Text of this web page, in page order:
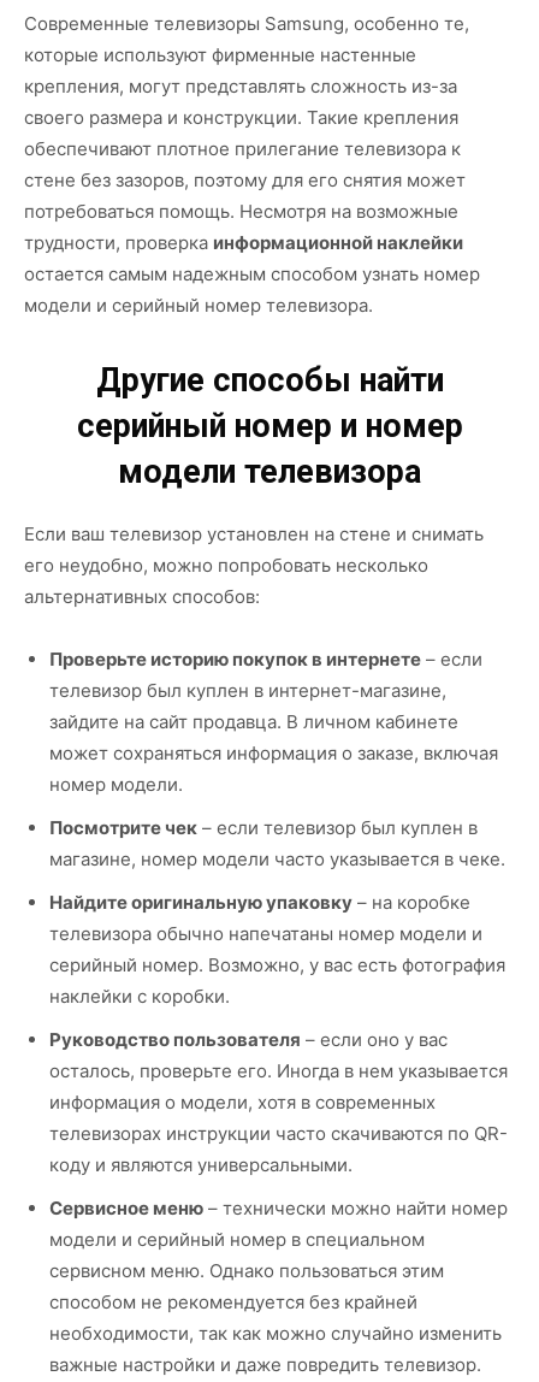
Современные телевизоры Samsung, особенно те,
которые используют фирменные настенные
крепления, могут представлять сложность из-за
своего размера и конструкции. Такие крепления
обеспечивают плотное прилегание телевизора к
стене без зазоров, поэтому для его снятия может
потребоваться помощь. Несмотря на возможные
трудности, проверка информационной наклейки
остается самым надежным способом узнать номер
модели и серийный номер телевизора.
Другие способы найти
серийный номер и номер
модели телевизора
Если ваш телевизор установлен на стене и снимать
его неудобно, можно попробовать несколько
альтернативных способов:
Проверьте историю покупок в интернете – если
телевизор был куплен в интернет-магазине,
зайдите на сайт продавца. В личном кабинете
может сохраняться информация о заказе, включая
номер модели.
Посмотрите чек – если телевизор был куплен в
магазине, номер модели часто указывается в чеке.
Найдите оригинальную упаковку – на коробке
телевизора обычно напечатаны номер модели и
серийный номер. Возможно, у вас есть фотография
наклейки с коробки.
Руководство пользователя – если оно у вас
осталось, проверьте его. Иногда в нем указывается
информация о модели, хотя в современных
телевизорах инструкции часто скачиваются по QR-
коду и являются универсальными.
Сервисное меню – технически можно найти номер
модели и серийный номер в специальном
сервисном меню. Однако пользоваться этим
способом не рекомендуется без крайней
необходимости, так как можно случайно изменить
важные настройки и даже повредить телевизор.